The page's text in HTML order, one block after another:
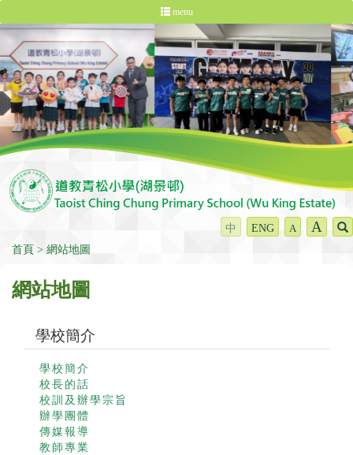
menu
中 ENG A A
首頁 網站地圖
網站地圖
學校簡介
學校簡介
校長的話
校訓及辦學宗旨
辦學團體
傳媒報導
教師專業